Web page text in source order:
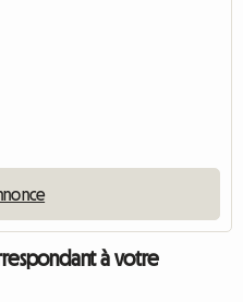
à votre